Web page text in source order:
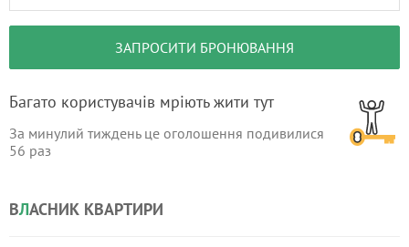
ЗАПРОСИТИ БРОНЮВАННЯ
Багато користувачів мріють жити тут
За минулий тиждень це оголошення подивилися
56 раз
ВЛАСНИК КВАРТИРИ